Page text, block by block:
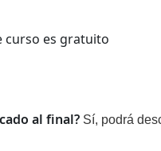
curso es gratuito
al final? Sí, podrá